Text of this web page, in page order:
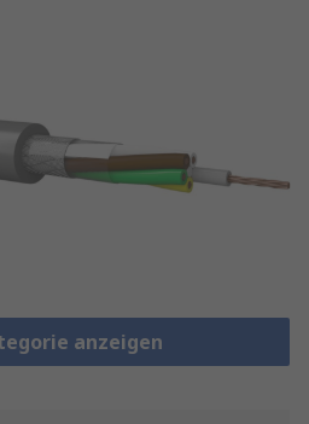
anzeigen